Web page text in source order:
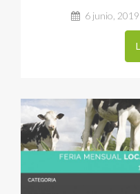
6 junio, 2019